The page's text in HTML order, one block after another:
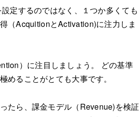
定するのではなく、１つか多くても
（AcquitionとActivation)に注力しま
）に注目しましょう。 どの基準
めることがとても大事です。
たら、課金モデル（Revenue)を検証